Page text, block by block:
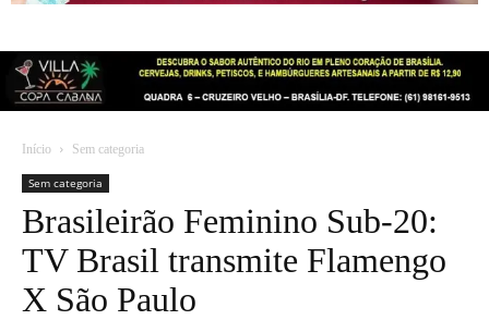
Início Sem categoria
Sem categoria
Brasileirão Feminino Sub-20:
TV Brasil transmite Flamengo
X São Paulo